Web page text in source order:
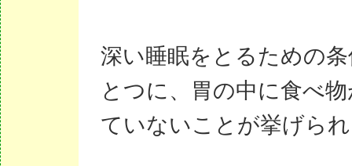
深い睡眠をとるための
とつに、胃の中に食べ
ていないことが挙げら